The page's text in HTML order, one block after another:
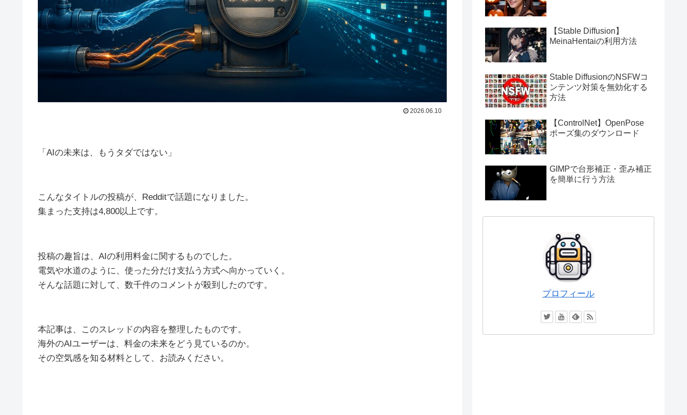
2026.06.10
「AIの未来は、もうタダではない」
こんなタイトルの投稿が、Redditで話題になりました。
集まった支持は4,800以上です。
投稿の趣旨は、AIの利用料金に関するものでした。
電気や水道のように、使った分だけ支払う方式へ向かっていく。
そんな話題に対して、数千件のコメントが殺到したのです。
本記事は、このスレッドの内容を整理したものです。
海外のAIユーザーは、料金の未来をどう見ているのか。
その空気感を知る材料として、お読みください。
【Stable Diffusion】
MeinaHentaiの利用方法
Stable DiffusionのNSFWコ
ンテンツ対策を無効化する
方法
【ControlNet】OpenPose
ポーズ集のダウンロード
GIMPで台形補正・歪み補正
を簡単に行う方法
プロフィール